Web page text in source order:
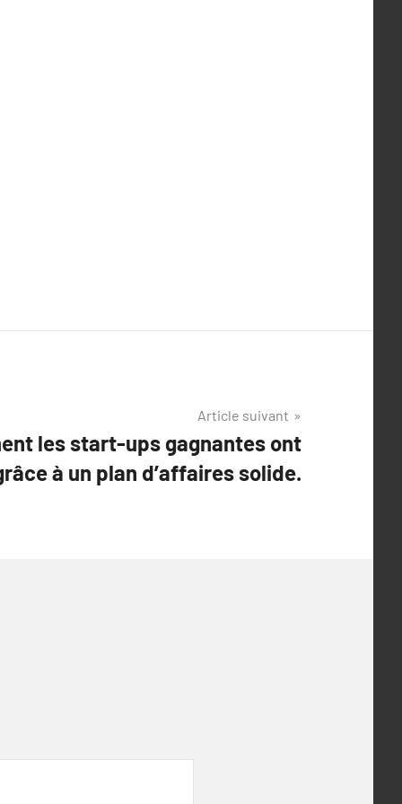
Article suivant
les start-ups gagnantes ont
à un plan d’affaires solide.